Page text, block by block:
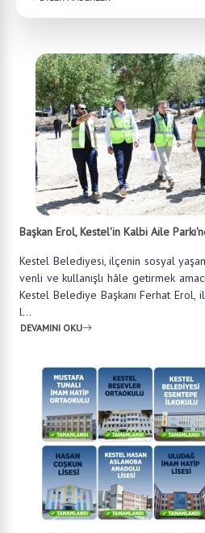
Başkan Erol, Kestel'in Kalbi Aile
Kestel Belediyesi, ilçenin sosyal
venli ve kullanışlı hâle getirmek
Kestel Belediye Başkanı Ferhat
l...
DEVAMINI OKU